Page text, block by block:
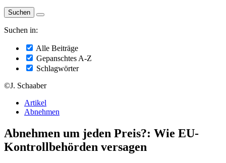
Suchen in:
Alle Beiträge
Gepanschtes A-Z
Schlagwörter
©J. Schaaber
Artikel
Abnehmen
Abnehmen um jeden Preis?: Wie EU-
Kontrollbehörden versagen